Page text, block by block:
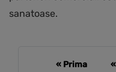
sanatoase.
« Prima «